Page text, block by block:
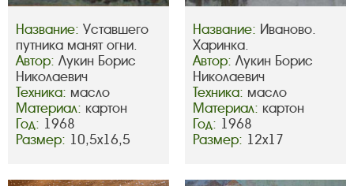
Название: Уставшего
путника манят огни.
Автор: Лукин Борис
Николаевич
Техника: масло
Материал: картон
Год: 1968
Размер: 10,5х16,5
Название: Иваново.
Харинка.
Автор: Лукин Борис
Николаевич
Техника: масло
Материал: картон
Год: 1968
Размер: 12х17